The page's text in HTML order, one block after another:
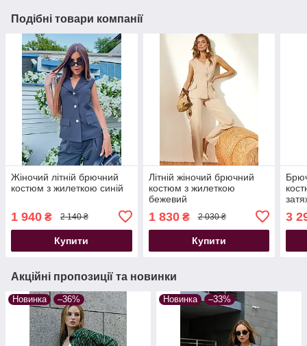
Подібні товари компанії
Жіночий літній брючний
костюм з жилеткою синій
1 940 ₴ 2 140 ₴
Купити
Літній жіночий брючний
костюм з жилеткою
бежевий
1 830₴ 2 030 ₴
Купити
3
Акційні пропозиції та новинки
Новинка –36% Новинка –33%